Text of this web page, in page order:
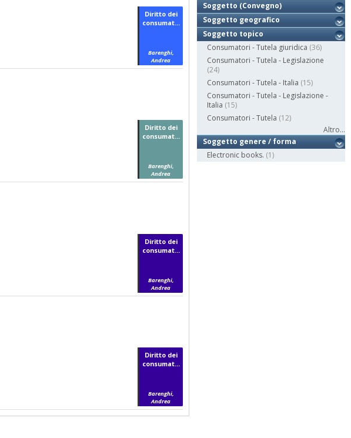
Diritto dei
consumat...
Barenghi,
Andrea
Diritto dei
consumat...
Barenghi,
Andrea
Diritto dei
consumat...
Barenghi,
Andrea
Diritto dei
consumat...
Barenghi,
Andrea
Soggetto (Convegno)
Soggetto geografico
Soggetto topico
Consumatori - Tutela giuridica (36)
Consumatori - Tutela - Legislazione
(24)
Consumatori - Tutela - Italia (15)
Consumatori - Tutela - Legislazione -
Italia (15)
Consumatori - Tutela (12)
Altro...
Soggetto genere / forma
Electronic books. (1)